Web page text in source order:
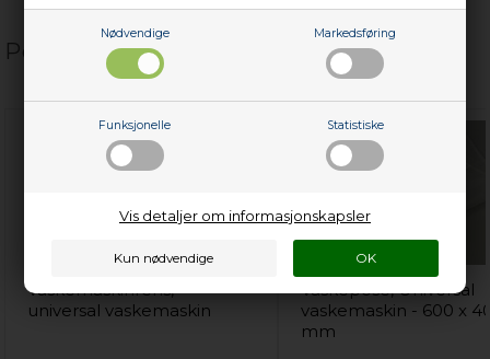
Nødvendige Markedsføring
Funksjonelle Statistiske
Vis detaljer om informasjonskapsler
Populære relaterte produkter
Vaskemaskinrens,
universal vaskemaskin
Vaskepose, Universal
vaskemaskin - 600 x
mm